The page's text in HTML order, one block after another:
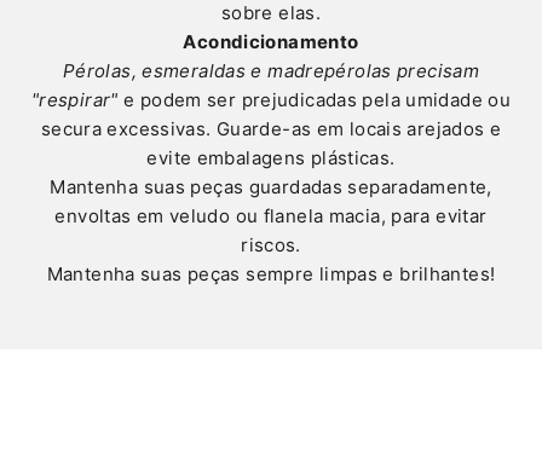
sobre elas.
Acondicionamento
Pérolas, esmeraldas e madrepérolas precisam
"respirar" e podem ser prejudicadas pela umidade ou
secura excessivas. Guarde-as em locais arejados e
evite embalagens plásticas.
Mantenha suas peças guardadas separadamente,
envoltas em veludo ou flanela macia, para evitar
riscos.
Mantenha suas peças sempre limpas e brilhantes!